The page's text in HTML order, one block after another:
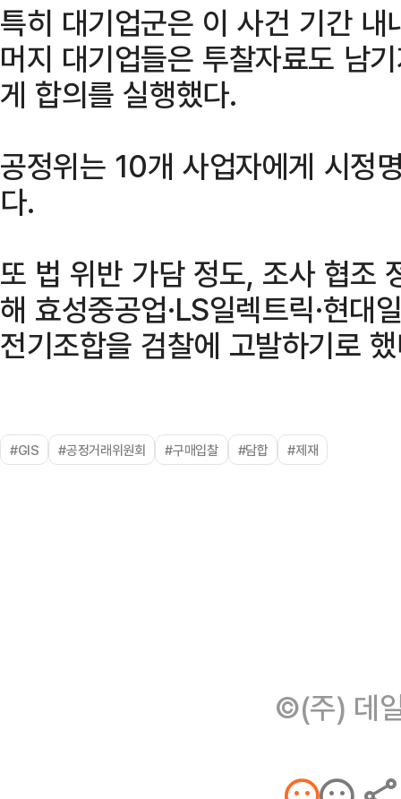
특히 대기업군은 이 사건 기간
머지 대기업들은 투찰자료도 남
게 합의를 실행했다.
공정위는 10개 사업자에게 시정
다.
또 법 위반 가담 정도, 조사 협조
해 효성중공업·LS일렉트릭·현대
전기조합을 검찰에 고발하기로
#GIS #공정거래위원회 #구매입찰 #담합 #제재
©(주) 데